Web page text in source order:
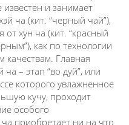
и занимает
ча (кит. “черный чай”),
хун ча (кит. “красный
как по технологии
качествам. Главная
– этап “во дуй”, или
которого увлажненное
кучу, проходит
особого
ча приобретает ни на что